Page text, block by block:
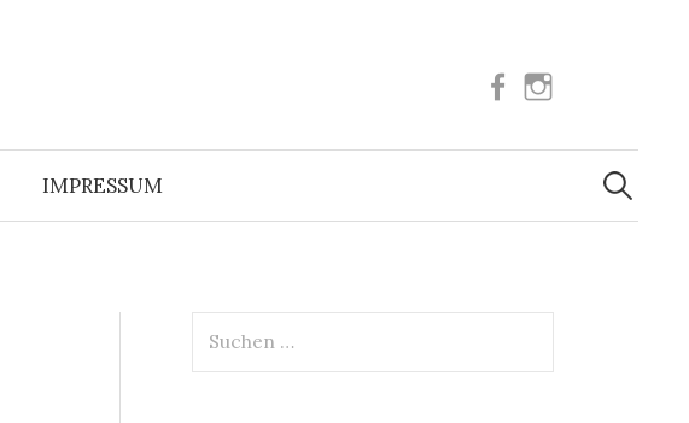
Facebook
IMPRESSUM
Suchen
nach:
nach: